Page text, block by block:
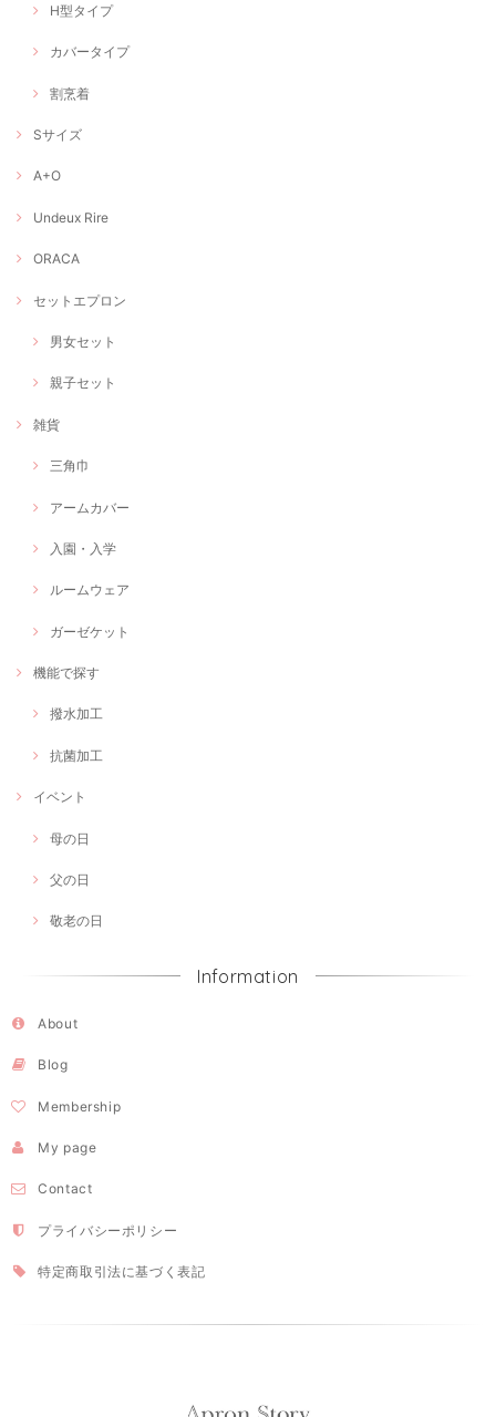
H型タイプ
カバータイプ
割烹着
Sサイズ
A+O
Undeux Rire
ORACA
セットエプロン
男女セット
親子セット
雑貨
三角巾
アームカバー
入園・入学
ルームウェア
ガーゼケット
機能で探す
撥水加工
抗菌加工
イベント
母の日
父の日
敬老の日
Information
About
Blog
Membership
My page
Contact
プライバシーポリシー
特定商取引法に基づく表記